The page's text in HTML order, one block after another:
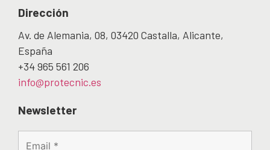
Dirección
Av. de Alemania, 08, 03420 Castalla, Alicante,
España
+34 965 561 206
info@protecnic.es
Newsletter